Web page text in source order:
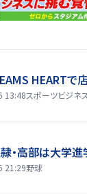
HEARTで
13:48スポーツビジネス
・高部は大学
21:29野球